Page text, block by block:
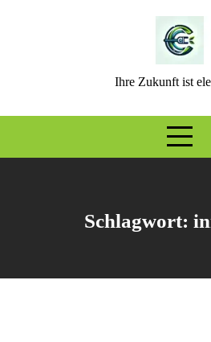
Ihre Zukunft ist
Schlagwort: